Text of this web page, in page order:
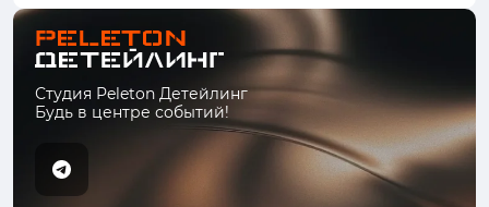
Студия Peleton Детейлинг
Будь в центре событий!